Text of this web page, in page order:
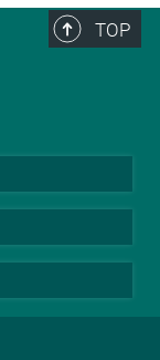
TOP